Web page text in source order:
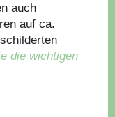
auch
auf ca.
die wichtigen